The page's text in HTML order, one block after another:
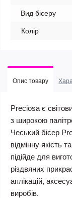
Вид бісеру
Колір
Опис товару
Preciosa є
з широкою
Чеський бісер
відмінну якість
підійде для
різдвяних
аплікацій,
виробів.